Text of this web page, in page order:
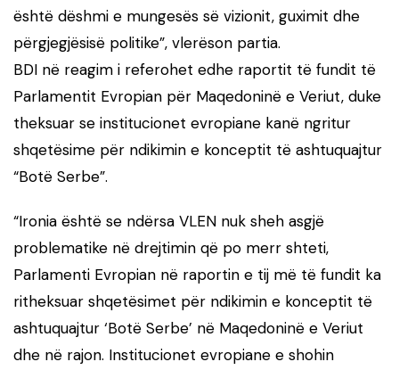
është dëshmi e mungesës së vizionit, guximit dhe
përgjegjësisë politike”, vlerëson partia.
BDI në reagim i referohet edhe raportit të fundit të
Parlamentit Evropian për Maqedoninë e Veriut, duke
theksuar se institucionet evropiane kanë ngritur
shqetësime për ndikimin e konceptit të ashtuquajtur
“Botë Serbe”.
“Ironia është se ndërsa VLEN nuk sheh asgjë
problematike në drejtimin që po merr shteti,
Parlamenti Evropian në raportin e tij më të fundit ka
ritheksuar shqetësimet për ndikimin e konceptit të
ashtuquajtur ‘Botë Serbe’ në Maqedoninë e Veriut
dhe në rajon. Institucionet evropiane e shohin